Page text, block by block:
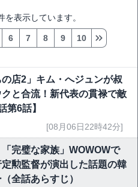
を表示しています。
6 7 8 9 10
の店2」キム・へジュンが叔
と合流！新代表の貫禄で敵
第6話】
[08月06日22時42分]
「完璧な家族」WOWOWで
勲監督が演出した話題の韓
全話あらすじ）